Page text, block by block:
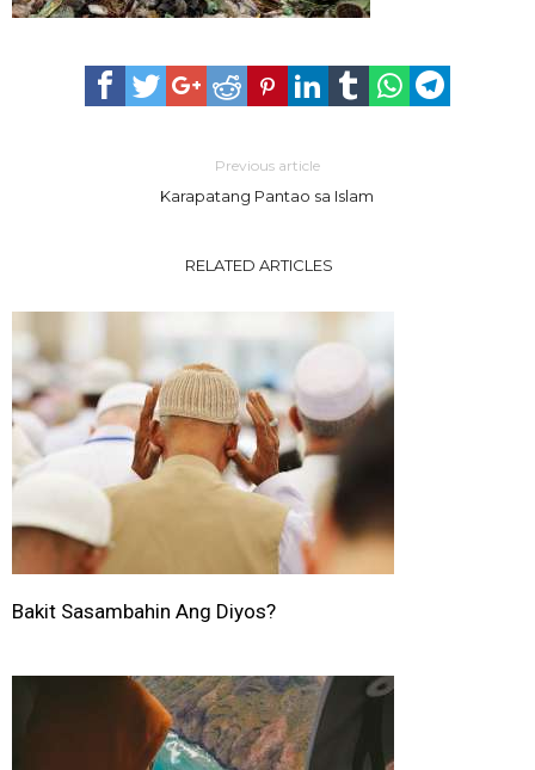
Previous article
Karapatang Pantao sa Islam
RELATED ARTICLES
Bakit Sasambahin Ang Diyos?